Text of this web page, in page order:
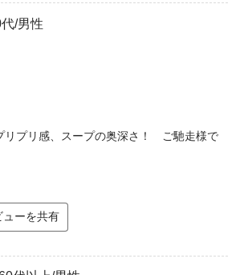
代/男性
リプリ感、スープの奥深さ！ ご馳走様で
ューを共有